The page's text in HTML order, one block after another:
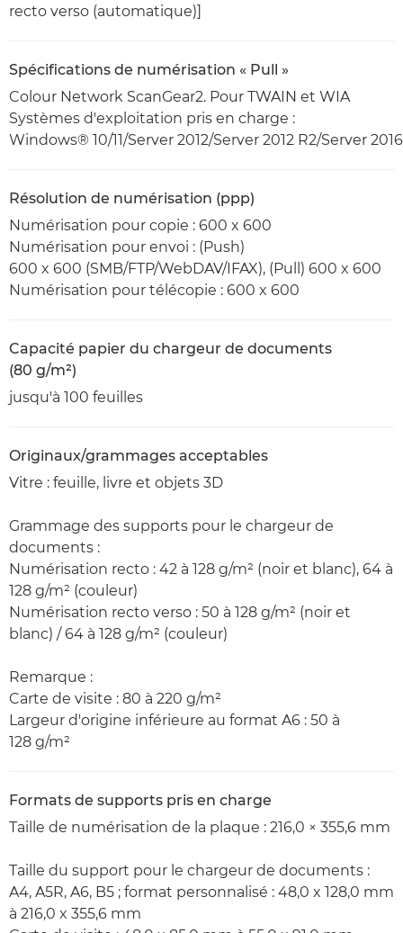
recto verso (automatique)]
Spécifications de numérisation « Pull »
Colour Network ScanGear2. Pour TWAIN et WIA
Systèmes d'exploitation pris en charge :
Windows® 10/11/Server 2012/Server 2012 R2/Server
Résolution de numérisation (ppp)
Numérisation pour copie : 600 x 600
Numérisation pour envoi : (Push)
600 x 600 (SMB/FTP/WebDAV/IFAX), (Pull) 600 x 600
Numérisation pour télécopie : 600 x 600
Capacité papier du chargeur de documents
(80 g/m²)
jusqu'à 100 feuilles
Originaux/grammages acceptables
Vitre : feuille, livre et objets 3D
Grammage des supports pour le chargeur de
documents :
Numérisation recto : 42 à 128 g/m² (noir et blanc), 64 à
128 g/m² (couleur)
Numérisation recto verso : 50 à 128 g/m² (noir et
blanc) / 64 à 128 g/m² (couleur)
Remarque :
Carte de visite : 80 à 220 g/m²
Largeur d'origine inférieure au format A6 : 50 à
128 g/m²
Formats de supports pris en charge
Taille de numérisation de la plaque : 216,0 × 355,6 mm
Taille du support pour le chargeur de documents :
A4, A5R, A6, B5 ; format personnalisé : 48,0 x 128,0 mm
à 216,0 x 355,6 mm